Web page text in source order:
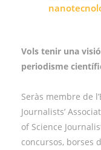
Vols tenir una
periodisme
Seràs membre de
Journalists’
of Science
concursos, borses